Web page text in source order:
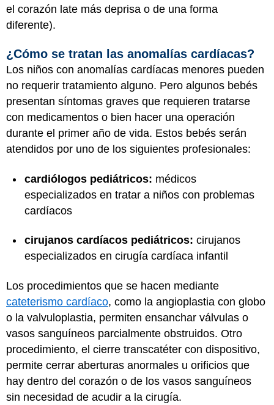
el corazón late más deprisa o de una forma
diferente).
¿Cómo se tratan las anomalías cardíacas?
Los niños con anomalías cardíacas menores pueden
no requerir tratamiento alguno. Pero algunos bebés
presentan síntomas graves que requieren tratarse
con medicamentos o bien hacer una operación
durante el primer año de vida. Estos bebés serán
atendidos por uno de los siguientes profesionales:
cardiólogos pediátricos: médicos
especializados en tratar a niños con problemas
cardíacos
cirujanos cardíacos pediátricos: cirujanos
especializados en cirugía cardíaca infantil
Los procedimientos que se hacen mediante
cateterismo cardíaco, como la angioplastia con globo
o la valvuloplastia, permiten ensanchar válvulas o
vasos sanguíneos parcialmente obstruidos. Otro
procedimiento, el cierre transcatéter con dispositivo,
permite cerrar aberturas anormales u orificios que
hay dentro del corazón o de los vasos sanguíneos
sin necesidad de acudir a la cirugía.